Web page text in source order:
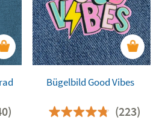
Bügelbild Good Vibes
(223)